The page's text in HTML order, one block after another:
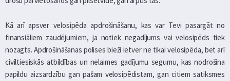
Kā arī apsver velosipēda apdrošināšanu, kas var Tevi pasargāt no
finansiāliem zaudējumiem, ja notiek negadījums vai velosipēds tiek
nozagts. Apdrošināšanas polises bieži ietver ne tikai velosipēda, bet arī
civiltiesiskās atbildības un nelaimes gadījumu segumu, kas nodrošina
papildu aizsardzību gan pašam velosipēdistam, gan citiem satiksmes